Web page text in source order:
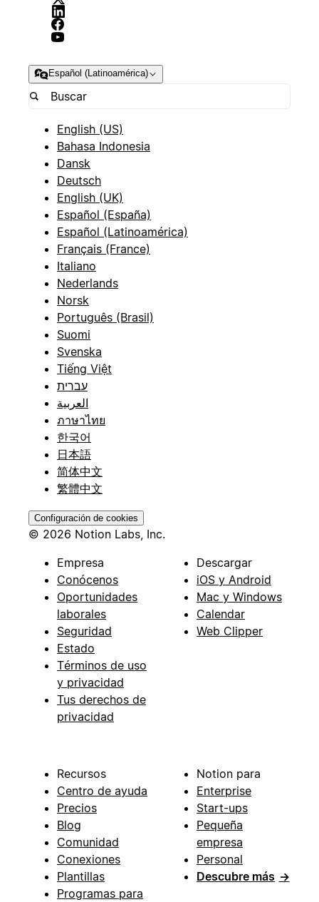
Español (Latinoamérica)
English (US)
Bahasa Indonesia
Dansk
Deutsch
English (UK)
Español (España)
Español (Latinoamérica)
Français (France)
Italiano
Nederlands
Norsk
Português (Brasil)
Suomi
Svenska
Tiếng Việt
עברית
العربية
ภาษาไทย
한국어
日本語
简体中文
繁體中文
Configuración de cookies
© 2026 Notion Labs, Inc.
Empresa
Conócenos
Oportunidades
laborales
Seguridad
Estado
Términos de uso
y privacidad
Tus derechos de
privacidad
Descargar
iOS y Android
Mac y Windows
Calendar
Web Clipper
Recursos
Centro de ayuda
Precios
Blog
Comunidad
Conexiones
Plantillas
Programas para
Notion para
Enterprise
Start-ups
Pequeña
empresa
Personal
Descubre más →